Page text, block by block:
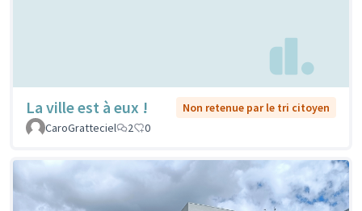
La ville est à eux !
Non retenue par le tri citoyen
CaroGratteciel
2 0